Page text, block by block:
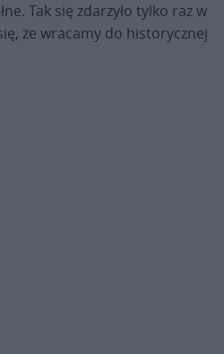
Tak się zdarzyło tylko raz w
że wracamy do historycznej